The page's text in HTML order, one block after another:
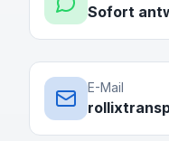
Sofort
E-Mail